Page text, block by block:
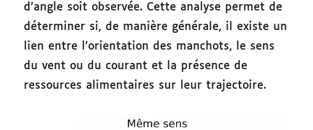
d’angle soit observée. Cette analyse permet de
déterminer si, de manière générale, il existe un
lien entre l’orientation des manchots, le sens
du vent ou du courant et la présence de
ressources alimentaires sur leur trajectoire.